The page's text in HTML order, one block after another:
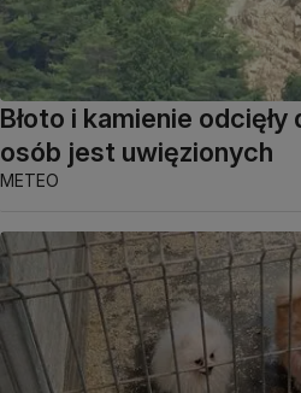
Błoto i kamienie
osób jest uwięzionych
METEO